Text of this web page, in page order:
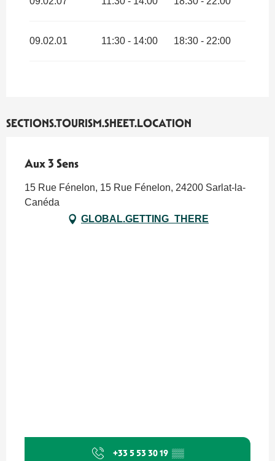
09.02.01 11:30 - 14:00 18:30 - 22:00
SECTIONS.TOURISM.SHEET.LOCATION
Aux 3 Sens
15 Rue Fénelon, 15 Rue Fénelon, 24200 Sarlat-la-
Canéda
GLOBAL.GETTING_THERE
+33 5 53 30 19 ▒▒